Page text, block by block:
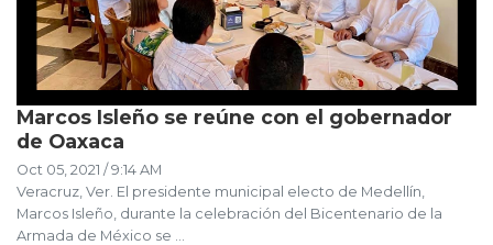
Marcos Isleño se reúne con el gobernador
de Oaxaca
Oct 05, 2021 / 9:14 AM
Veracruz, Ver. El presidente municipal electo de Medellín,
Marcos Isleño, durante la celebración del Bicentenario de la
Armada de México se ...